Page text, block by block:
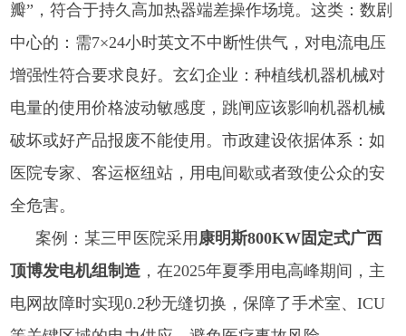
瓣”，符合于持久高加热器端差操作场境。这类：数剧
中心的：需7×24小时英文不中断性供气，对电流电压
增强性符合要求良好。玄幻企业：种植线机器机械对
电量的使用价格波动敏感度，跳闸应该影响机器机械
破坏或好产品报废不能使用。市政建设依据体系：如
医院专家、客运枢纽站，用电间歇或者致使公众的安
全危害。
案例：某三甲医院采用 康明斯800KW固定式广西
顶博发电机组制造 ，在2025年夏季用电高峰期间，主
电网故障时实现0.2秒无缝切换，保障了手术室、ICU